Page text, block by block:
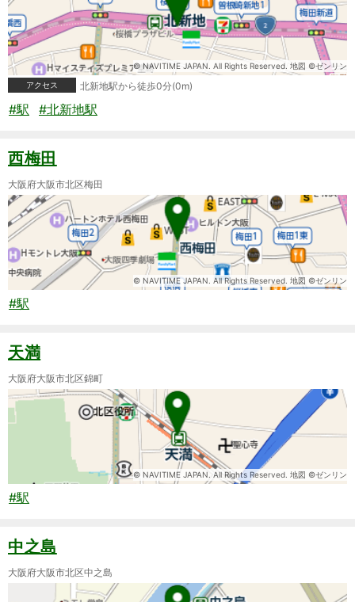
© NAVITIME JAPAN. All Rights Reserved. 地図 ©ゼンリン
アクセス
北新地駅から徒歩0分(0m)
#駅 #北新地駅
西梅田
大阪府大阪市北区梅田
© NAVITIME JAPAN. All Rights Reserved. 地図 ©ゼンリン
#駅
天満
大阪府大阪市北区錦町
© NAVITIME JAPAN. All Rights Reserved. 地図 ©ゼンリン
#駅
中之島
大阪府大阪市北区中之島